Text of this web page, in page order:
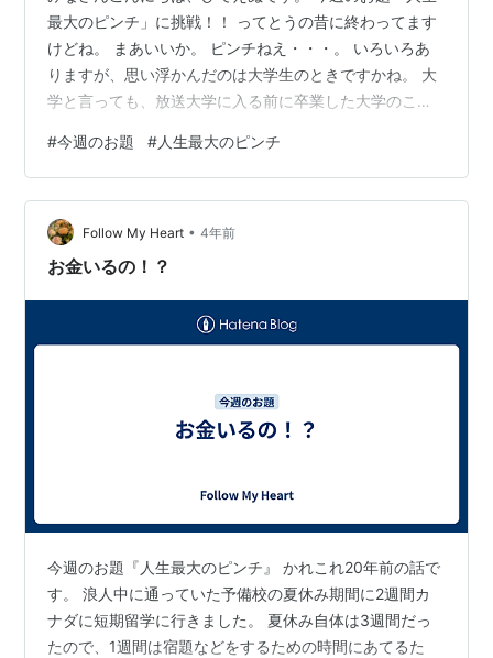
最大のピンチ」に挑戦！！ ってとうの昔に終わってます
けどね。 まあいいか。 ピンチねえ・・・。 いろいろあ
りますが、思い浮かんだのは大学生のときですかね。 大
学と言っても、放送大学に入る前に卒業した大学のこと
立大学は落ちましたが、第二志望の私立大学に合格する
ことができました。 模試の合格予想では厳しい評価だっ
たので、合格した時は正直うれしかったです。 が、どう
やら大学に入学する時点で燃え尽きてしまったらしく、
大学に入って最初の2年間はほとんど授業に行きませんで
#今週のお題 #人生最大のピンチ
Follow My Heart • 4年前
お金いるの！？
今週のお題『人生最大のピンチ』 かれこれ20年前の話で
す。 浪人中に通っていた予備校の夏休み期間に2週間カ
ナダに短期留学に行きました。 夏休み自体は3週間だっ
たので、1週間は宿題などをするための時間にあてるた